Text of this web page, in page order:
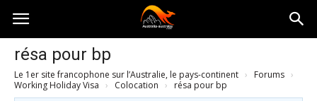
Australia-
australie.com
résa pour bp
Le 1er site francophone sur l’Australie, le pays-continent › Forums ›
Working Holiday Visa › Colocation › résa pour bp